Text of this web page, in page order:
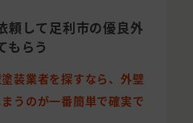
頼して足利市の優良外
もらう
装業者を探すなら、外壁
うのが一番簡単で確実で